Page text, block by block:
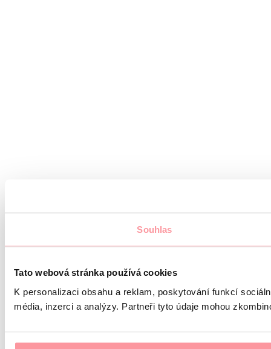
Souhlas
Tato webová stránka používá cookies
K personalizaci obsahu a reklam, poskytování funkcí
média, inzerci a analýzy. Partneři tyto údaje mohou